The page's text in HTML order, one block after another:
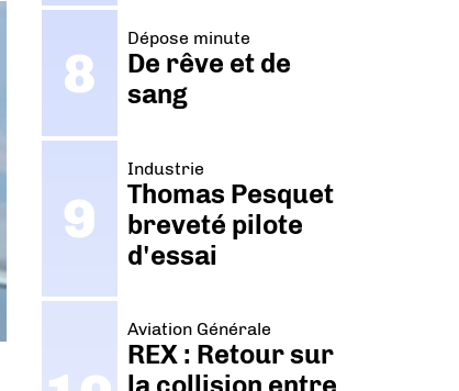
Dépose minute
De rêve et de
sang
Industrie
Thomas Pesquet
breveté pilote
d'essai
Aviation Générale
REX : Retour sur